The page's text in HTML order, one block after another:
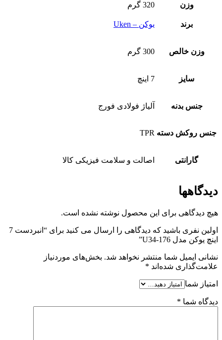
وزن 320 گرم
برند یوکن – Uken
وزن خالص 300 گرم
سایز 7 اینچ
جنس بدنه آلیاژ فولادی فورج
جنس روکش دسته TPR
گارانتی اصالت و سلامت فیزیکی کالا
دیدگاهها
هیچ دیدگاهی برای این محصول نوشته نشده است.
اولین نفری باشید که دیدگاهی را ارسال می کنید برای “انبردست 7
اینچ یوکن مدل U34-176”
نشانی ایمیل شما منتشر نخواهد شد. بخش‌های موردنیاز
علامت‌گذاری شده‌اند *
امتیاز شما
دیدگاه شما *